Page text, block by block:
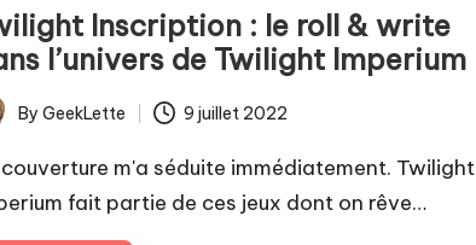
Inscription : le roll & write
l’univers de Twilight Imperium
By GeekLette 9 juillet 2022
m'a séduite immédiatement. Twilight
fait partie de ces jeux dont on rêve…